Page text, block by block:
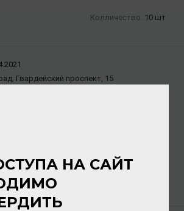
Колличество: 10 шт
Гвардейский проспект, 15
НА САЙТ